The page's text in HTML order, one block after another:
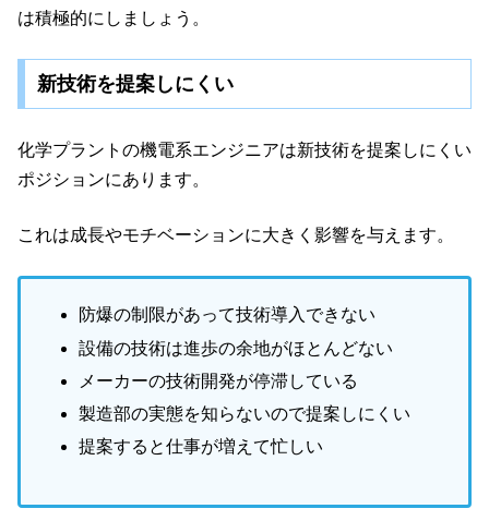
は積極的にしましょう。
新技術を提案しにくい
化学プラントの機電系エンジニアは新技術を提案しにくい
ポジションにあります。
これは成長やモチベーションに大きく影響を与えます。
防爆の制限があって技術導入できない
設備の技術は進歩の余地がほとんどない
メーカーの技術開発が停滞している
製造部の実態を知らないので提案しにくい
提案すると仕事が増えて忙しい